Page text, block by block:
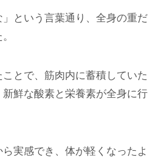
」という言葉通り、全身の重だ
とで、筋肉内に蓄積していた
鮮な酸素と栄養素が全身に行
実感でき、体が軽くなったよ